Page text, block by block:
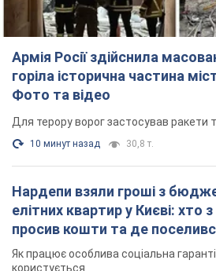
просив кошти та де
Як працює особлива соціальна
4 часа назад
Російська армія обстріляла
багатоповерхівки в Харкові:
6 минут назад 2,9 т.